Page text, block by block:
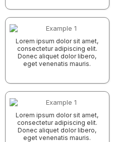
Lorem ipsum dolor sit amet,
consectetur adipiscing elit.
Donec aliquet dolor libero,
eget venenatis mauris.
Lorem ipsum dolor sit amet,
consectetur adipiscing elit.
Donec aliquet dolor libero,
eget venenatis mauris.